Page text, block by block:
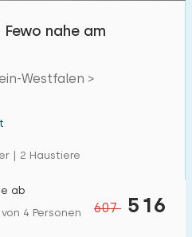
Fewo nahe am
Westfalen >
| 2 Haustiere
607 516
ab
4 Personen